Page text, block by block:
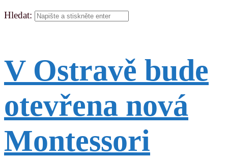
Hledat:
V Ostravě bude
otevřena nová
Montessori